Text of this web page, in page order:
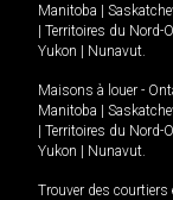
Manitoba
Territoires du Nord-
Yukon
Nunavut.
Maisons à louer -
Manitoba
Territoires du Nord-
Yukon
Nunavut.
Trouver des courtiers